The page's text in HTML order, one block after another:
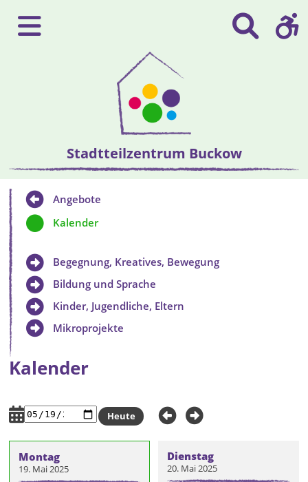
Stadtteilzentrum Buckow
Kalender
Montag
19. Mai 2025
Dienstag
20. Mai 2025
Heute
Angebote
Kalender
Begegnung, Kreatives, Bewegung
Bildung und Sprache
Kinder, Jugendliche, Eltern
Mikroprojekte